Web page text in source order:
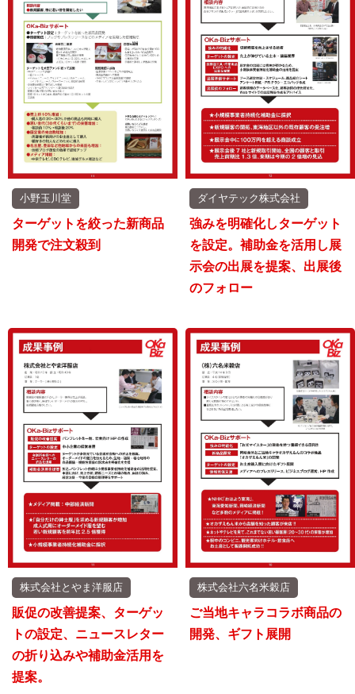
小野玉川堂
ターゲットを絞った新商品
開発で注文殺到
ダイヤテック株式会社
強みを明確化しターゲット
を設定。補助金を活用し展
示会の出展を提案、出展後
のフォロー
株式会社とやま洋服店
販促の改善提案、ターゲッ
トの設定、ニュースレター
の折り込みや補助金活用を
提案。
株式会社六名米穀店
ご当地キャラコラボ商品の
開発、ギフト展開